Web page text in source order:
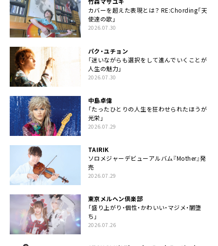
カバーを超えた表現とは？ RE:Chording「天
使達の歌」
2026.07.30
パク・ユチョン
「迷いながらも選択をして進んでいくことが
人生の魅力」
2026.07.30
中島卓偉
「たったひとりの人生を狂わせられたほうが
光栄」
2026.07.29
TAIRIK
ソロメジャーデビューアルバム『Mother』発
売
2026.07.29
東京メルヘン倶楽部
「盛り上がり・個性・かわいい・マジメ・闇堕
ち」
2026.07.26